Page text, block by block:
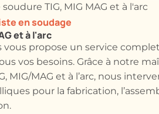
TIG, MIG MAG et à l'arc
et à l'arc
en soudage
propose un service
vos besoins. Grâce à notre
MIG/MAG et à l’arc, nous
pour la fabrication,